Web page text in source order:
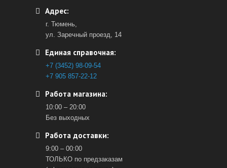
Адрес:
г. Тюмень,
ул. Заречный проезд, 14
Единая справочная:
+7 (3452) 98-09-54
+7 905 857-22-12
Работа магазина:
10:00 – 20:00
Без выходных
Работа доставки:
9:00 – 00:00
ТОЛЬКО по предзаказам